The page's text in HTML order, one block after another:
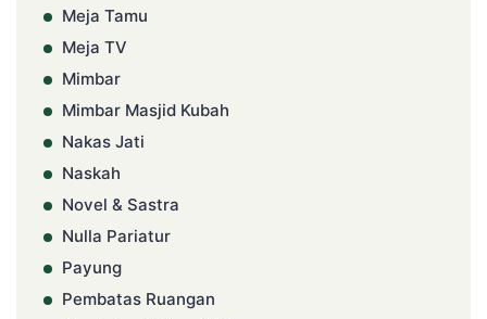
Meja Tamu
Meja TV
Mimbar
Mimbar Masjid Kubah
Nakas Jati
Naskah
Novel & Sastra
Nulla Pariatur
Payung
Pembatas Ruangan